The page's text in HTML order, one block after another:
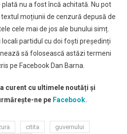
nu a fost încă achitată. Nu pot
moțiunii de cenzură depusă de
cele mai de jos ale bunului simț.
locali partidul cu doi foști președinți
să folosească astăzi termeni
pe Facebook Dan Barna.
curent cu ultimele noutăți și
ne peFacebook.
citita
guvernului